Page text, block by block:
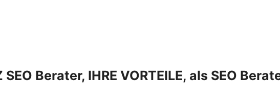
Berater, IHRE VORTEILE, als SEO